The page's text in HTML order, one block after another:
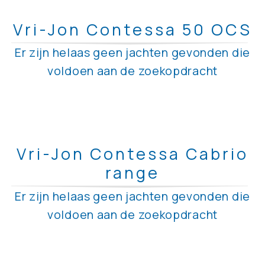
Vri-Jon Contessa 50 OCS
Er zijn helaas geen jachten gevonden die
voldoen aan de zoekopdracht
Vri-Jon Contessa Cabrio
range
Er zijn helaas geen jachten gevonden die
voldoen aan de zoekopdracht